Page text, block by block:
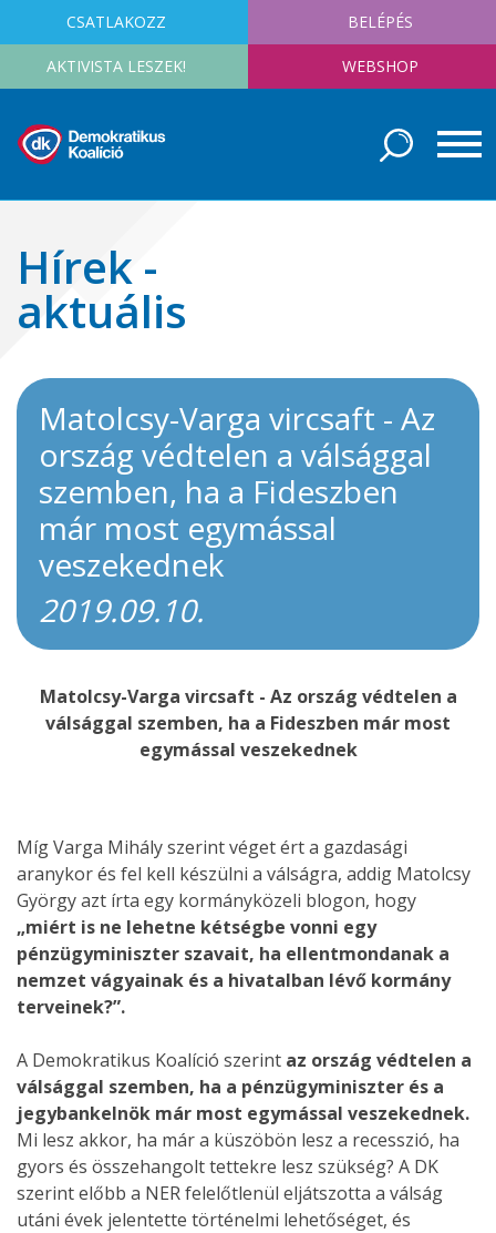
CSATLAKOZZ BELÉPÉS
AKTIVISTA LESZEK! WEBSHOP
Hírek -
aktuális
Matolcsy-Varga vircsaft - Az
ország védtelen a válsággal
szemben, ha a Fideszben
már most egymással
veszekednek
2019.09.10.
Matolcsy-Varga vircsaft - Az ország védtelen a
válsággal szemben, ha a Fideszben már most
egymással veszekednek
Míg Varga Mihály szerint véget ért a gazdasági
aranykor és fel kell készülni a válságra, addig Matolcsy
György azt írta egy kormányközeli blogon, hogy
„miért is ne lehetne kétségbe vonni egy
pénzügyminiszter szavait, ha ellentmondanak a
nemzet vágyainak és a hivatalban lévő kormány
terveinek?”.
A Demokratikus Koalíció szerint az ország védtelen a
válsággal szemben, ha a pénzügyminiszter és a
jegybankelnök már most egymással veszekednek.
Mi lesz akkor, ha már a küszöbön lesz a recesszió, ha
gyors és összehangolt tettekre lesz szükség? A DK
szerint előbb a NER felelőtlenül eljátszotta a válság
utáni évek jelentette történelmi lehetőséget, és